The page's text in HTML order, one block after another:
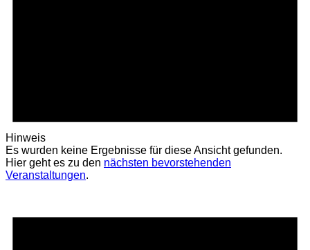
Hinweis
Es wurden keine Ergebnisse für diese Ansicht gefunden.
Hier geht es zu den nächsten bevorstehenden
Veranstaltungen.